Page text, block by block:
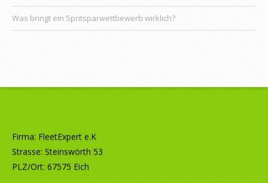
Was bringt ein Spritsparwettbewerb wirklich?
Firma: FleetExpert e.K
Strasse: Steinswörth 53
PLZ/Ort: 67575 Eich